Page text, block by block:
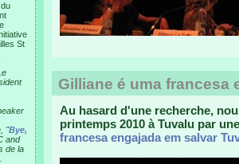
St
"Bye,
and
de la
Gilliane é uma francesa
Au hasard d'une recherche,
printemps 2010 à Tuvalu par
francesa engajada em salvar